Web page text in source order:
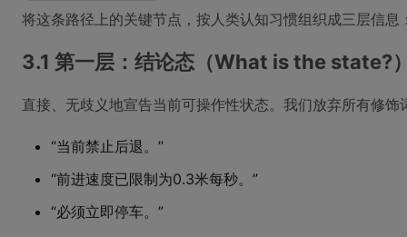
将这条路径上的关键节点，按人类认知习惯组织成三层信息
3.1 第一层：结论态（What is the state?
直接、无歧义地宣告当前可操作性状态。我们放弃所有修饰
“当前禁止后退。”
“前进速度已限制为0.3米每秒。”
“必须立即停车。”